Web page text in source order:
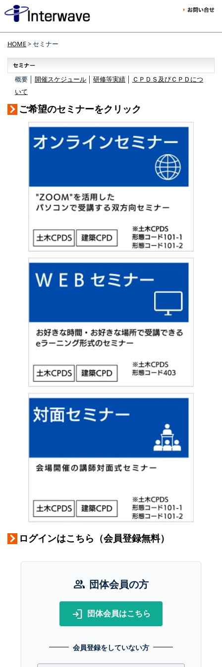
HOME> セミナー
概要 │ 開催スケジュール 研修等実績
ＣＰＤＳ及びＣＰＤにつ
いて
ご希望のセミナーをクリック
ログインはこちら（会員登録無料）
group 団体会員の方
login 団体会員はこちら
会員登録をしていない方